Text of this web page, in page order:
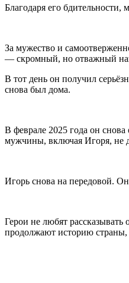
Благодаря его
За мужество и
— скромный, но отважный
В тот день он получил
снова был дома.
В феврале 2025 года он
мужчины, включая Игоря, не
Игорь снова на передовой.
Герои не любят
продолжают историю страны,